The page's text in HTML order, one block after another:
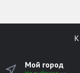
Мой город